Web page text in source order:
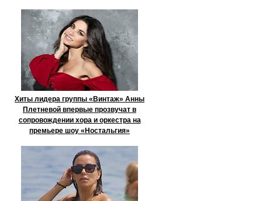
Хиты лидера группы «Винтаж» Анны
Плетневой впервые прозвучат в
сопровождении хора и оркестра на
премьере шоу «Ностальгия»